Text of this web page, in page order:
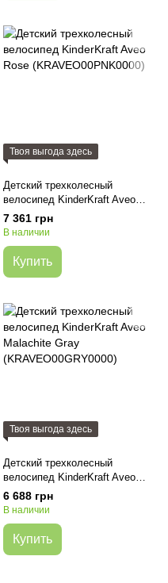
Твоя выгода здесь
Детский трехколесный
велосипед KinderKraft Aveo
Rose (KRAVEO00PNK0000)
7 361 грн
В наличии
Купить
Твоя выгода здесь
Детский трехколесный
велосипед KinderKraft Aveo
Malachite Gray
(KRAVEO00GRY0000)
6 688 грн
В наличии
Купить